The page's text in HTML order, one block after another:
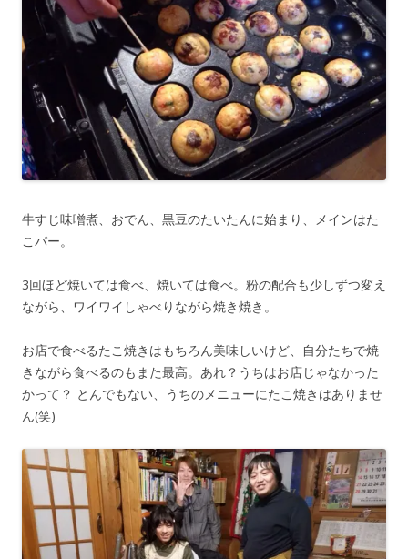
牛すじ味噌煮、おでん、黒豆のたいたんに始まり、メインはた
こパー。
3回ほど焼いては食べ、焼いては食べ。粉の配合も少しずつ変え
ながら、ワイワイしゃべりながら焼き焼き。
お店で食べるたこ焼きはもちろん美味しいけど、自分たちで焼
きながら食べるのもまた最高。あれ？うちはお店じゃなかった
かって？ とんでもない、うちのメニューにたこ焼きはありませ
ん(笑)